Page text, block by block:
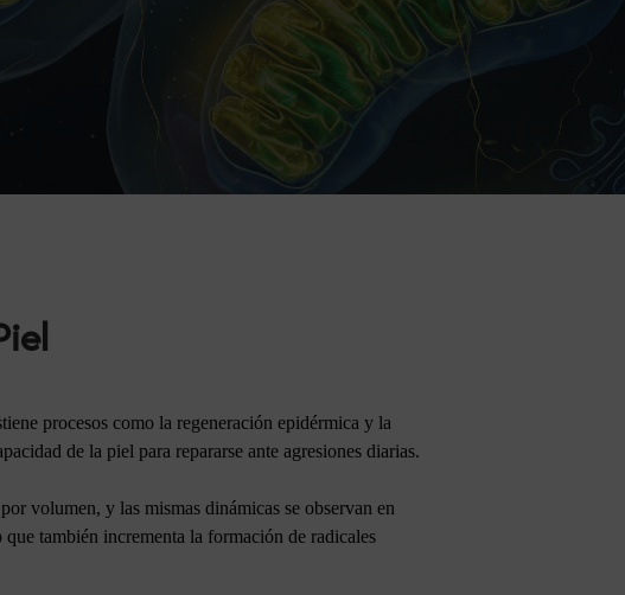
procesos como la regeneración epidérmica y la
de la piel para repararse ante agresiones diarias.
volumen, y las mismas dinámicas se observan en
también incrementa la formación de radicales